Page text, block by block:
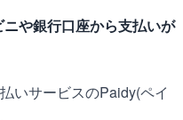
や銀行口座から支払いが
いサービスのPaidy(ペイ